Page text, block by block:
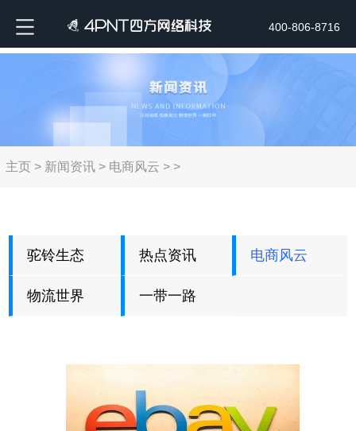
400-806-8716
主页> 新闻资讯> 电商风云 > >
驼铃生态 热点资讯 电商风云
物流世界 一带一路